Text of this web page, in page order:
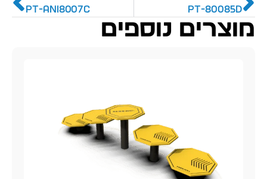
PT-80085D
PT-ani8007C
מוצרים נוספים